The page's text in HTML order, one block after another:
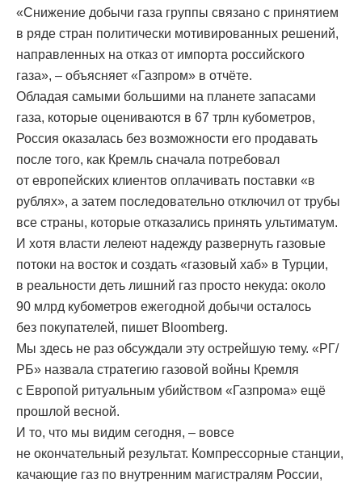
«Снижение добычи газа группы связано с принятием
в ряде стран политически мотивированных решений,
направленных на отказ от импорта российского
газа», – объясняет «Газпром» в отчёте.
Обладая самыми большими на планете запасами
газа, которые оцениваются в 67 трлн кубометров,
Россия оказалась без возможности его продавать
после того, как Кремль сначала потребовал
от европейских клиентов оплачивать поставки «в
рублях», а затем последовательно отключил от трубы
все страны, которые отказались принять ультиматум.
И хотя власти лелеют надежду развернуть газовые
потоки на восток и создать «газовый хаб» в Турции,
в реальности деть лишний газ просто некуда: около
90 млрд кубометров ежегодной добычи осталось
без покупателей, пишет Bloomberg.
Мы здесь не раз обсуждали эту острейшую тему. «РГ/
РБ» назвала стратегию газовой войны Кремля
с Европой ритуальным убийством «Газпрома» ещё
прошлой весной.
И то, что мы видим сегодня, – вовсе
не окончательный результат. Компрессорные станции,
качающие газ по внутренним магистралям России,